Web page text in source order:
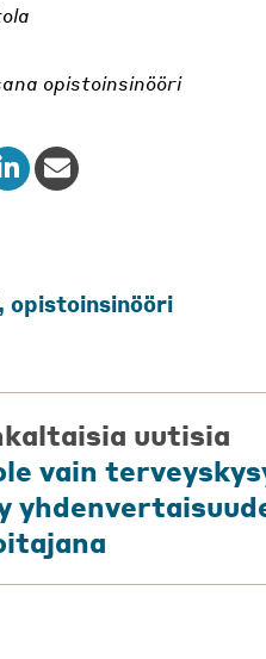
opistoinsinööri
, opistoinsinööri
uutisia
vain